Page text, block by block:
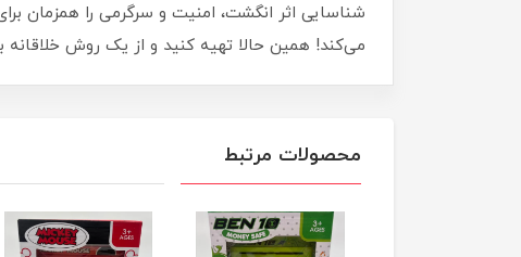
شناسایی اثر انگشت، امنیت و سرگرمی را همزمان
می‌کند! همین حالا تهیه کنید و از یک روش خلاقانه
محصولات مرتبط